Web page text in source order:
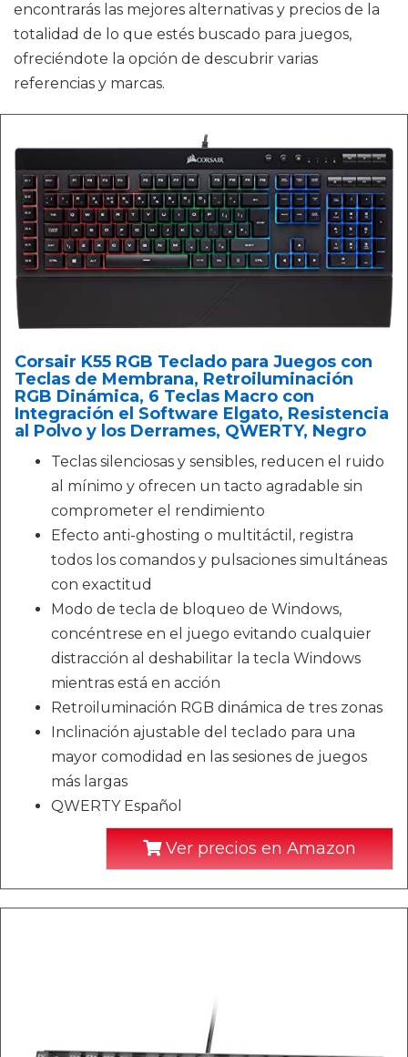
encontrarás las mejores alternativas y precios de la
totalidad de lo que estés buscado para juegos,
ofreciéndote la opción de descubrir varias
referencias y marcas.
Corsair K55 RGB Teclado para Juegos con
Teclas de Membrana, Retroiluminación
RGB Dinámica, 6 Teclas Macro con
Integración el Software Elgato, Resistencia
al Polvo y los Derrames, QWERTY, Negro
Teclas silenciosas y sensibles, reducen el ruido
al mínimo y ofrecen un tacto agradable sin
comprometer el rendimiento
Efecto anti-ghosting o multitáctil, registra
todos los comandos y pulsaciones simultáneas
con exactitud
Modo de tecla de bloqueo de Windows,
concéntrese en el juego evitando cualquier
distracción al deshabilitar la tecla Windows
mientras está en acción
Retroiluminación RGB dinámica de tres zonas
Inclinación ajustable del teclado para una
mayor comodidad en las sesiones de juegos
más largas
QWERTY Español
Ver precios en Amazon